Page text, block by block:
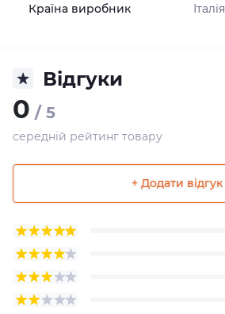
Країна виробник Італія
Відгуки
0 / 5
середній рейтинг товару
+ Додати відгук